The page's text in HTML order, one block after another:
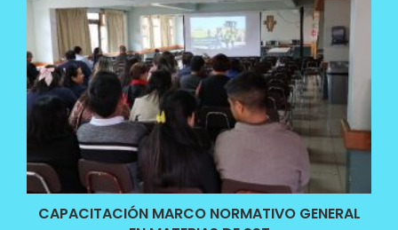
CAPACITACIÓN MARCO NORMATIVO GENERAL